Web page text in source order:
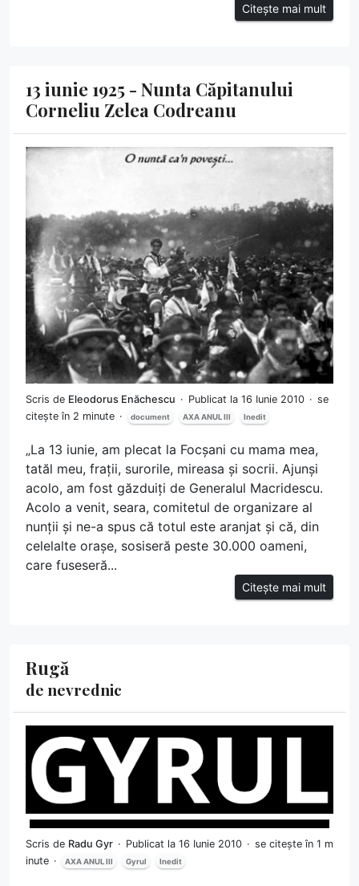
Citește mai mult
13 iunie 1925 - Nunta Căpitanului
Corneliu Zelea Codreanu
Scris de Eleodorus Enăchescu Publicat la 16 Iunie 2010
se
citește în 2 minute
document AXA ANUL III Inedit
„La 13 iunie, am plecat la Focșani cu mama mea,
tatăl meu, frații, surorile, mireasa și socrii. Ajunși
acolo, am fost găzduiți de Generalul Macridescu.
Acolo a venit, seara, comitetul de organizare al
nunții și ne-a spus că totul este aranjat și că, din
celelalte orașe, sosiseră peste 30.000 oameni,
care fuseseră...
Citește mai mult
Rugă
de nevrednic
Scris de Radu Gyr Publicat la 16 Iunie 2010
se citește în 1 m
inute
AXA ANUL III Gyrul Inedit